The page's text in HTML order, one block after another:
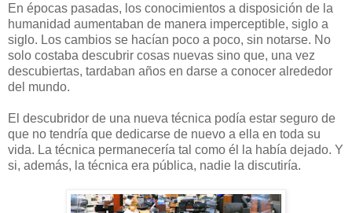
En épocas pasadas, los conocimientos a disposición de la
humanidad aumentaban de manera imperceptible, siglo a
siglo. Los cambios se hacían poco a poco, sin notarse. No
solo costaba descubrir cosas nuevas sino que, una vez
descubiertas, tardaban años en darse a conocer alrededor
del mundo.
El descubridor de una nueva técnica podía estar seguro de
que no tendría que dedicarse de nuevo a ella en toda su
vida. La técnica permanecería tal como él la había dejado. Y
si, además, la técnica era pública, nadie la discutiría.